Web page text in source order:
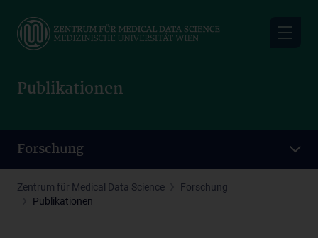
main
Publikationen
Forschung
Zentrum für Medical Data Science
Forschung
Publikationen